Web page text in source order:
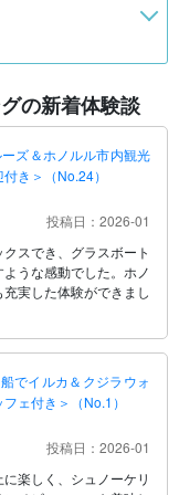
の新着体験談
ズ＆ホノルル市内観光
き＞（No.24）
投稿日：2026-01
スでき、グラスボート
うな感動でした。ホノ
実した体験ができまし
でイルカ＆クジラウォ
ェ付き＞（No.1）
投稿日：2026-01
楽しく、シュノーケリ